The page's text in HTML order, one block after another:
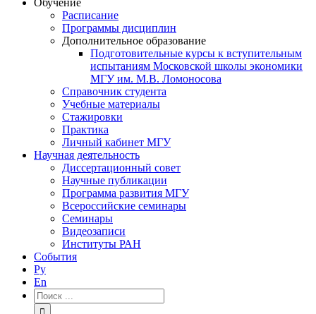
Обучение
Расписание
Программы дисциплин
Дополнительное образование
Подготовительные курсы к вступительным
испытаниям Московской школы экономики
МГУ им. М.В. Ломоносова
Справочник студента
Учебные материалы
Стажировки
Практика
Личный кабинет МГУ
Научная деятельность
Диссертационный совет
Научные публикации
Программа развития МГУ
Всероссийские семинары
Семинары
Видеозаписи
Институты РАН
События
Ру
En
Результат
поиска: